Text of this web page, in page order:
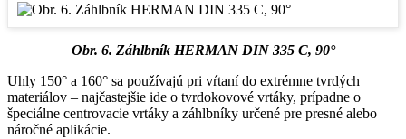
Obr. 6. Záhlbník HERMAN DIN 335 C, 90°
Uhly 150° a 160° sa používajú pri vŕtaní do extrémne tvrdých
materiálov – najčastejšie ide o tvrdokovové vrtáky, prípadne o
špeciálne centrovacie vrtáky a záhlbníky určené pre presné alebo
náročné aplikácie.